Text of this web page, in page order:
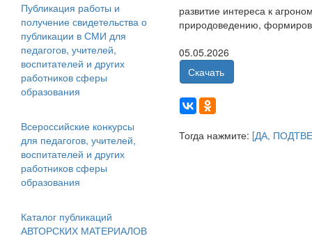
Публикация работы и
получение свидетельства о
публикации в СМИ для
педагогов, учителей,
воспитателей и других
работников сферы
образования
Всероссийские конкурсы
для педагогов, учителей,
воспитателей и других
работников сферы
образования
Каталог публикаций
АВТОРСКИХ МАТЕРИАЛОВ
развитие интереса к
природоведению,
05.05.2026
Скачать
Тогда нажмите: [ДА,